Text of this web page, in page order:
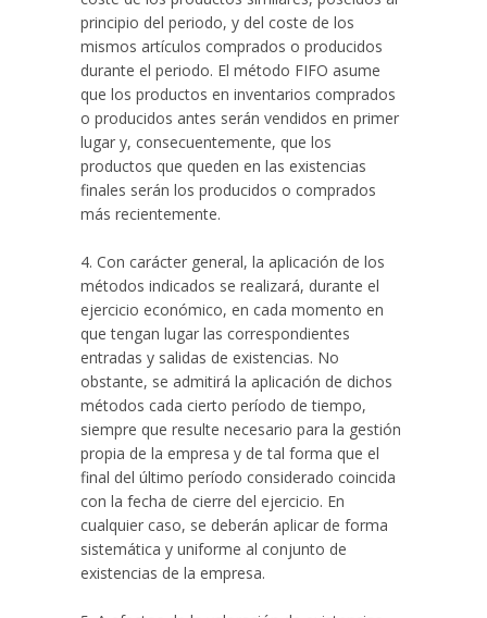
principio del periodo, y del coste de los
mismos artículos comprados o producidos
durante el periodo. El método FIFO asume
que los productos en inventarios comprados
o producidos antes serán vendidos en primer
lugar y, consecuentemente, que los
productos que queden en las existencias
finales serán los producidos o comprados
más recientemente.
4. Con carácter general, la aplicación de los
métodos indicados se realizará, durante el
ejercicio económico, en cada momento en
que tengan lugar las correspondientes
entradas y salidas de existencias. No
obstante, se admitirá la aplicación de dichos
métodos cada cierto período de tiempo,
siempre que resulte necesario para la gestión
propia de la empresa y de tal forma que el
final del último período considerado coincida
con la fecha de cierre del ejercicio. En
cualquier caso, se deberán aplicar de forma
sistemática y uniforme al conjunto de
existencias de la empresa.